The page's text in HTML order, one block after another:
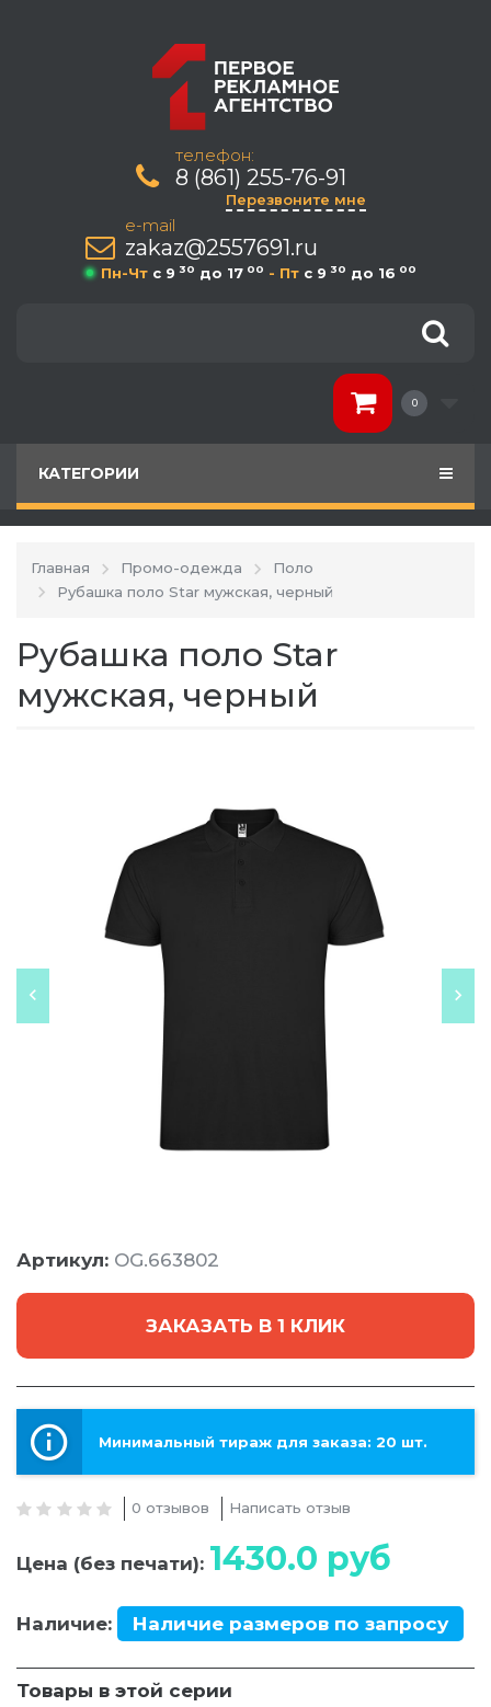
телефон:
8 (861) 255-76-91
Перезвоните мне
e-mail
zakaz@2557691.ru
Пн-Чт c 9 30 до 17 00 - Пт c 9 30 до 16 00
0
КАТЕГОРИИ
Главная Промо-одежда
Поло
Рубашка поло Star мужская, черный
Рубашка поло Star
мужская, черный
Артикул: OG.663802
ЗАКАЗАТЬ В 1 КЛИК
Минимальный тираж для заказа: 20 шт.
0 отзывов Написать отзыв
Цена (без печати): 1430.0 руб
Наличие: Наличие размеров по запросу
Товары в этой серии